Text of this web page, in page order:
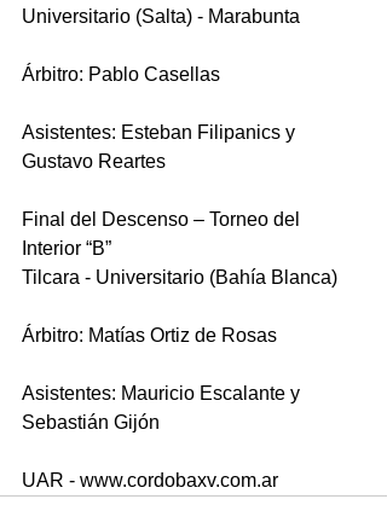
Universitario (Salta) - Marabunta
Árbitro: Pablo Casellas
Asistentes: Esteban Filipanics y
Gustavo Reartes
Final del Descenso – Torneo del
Interior “B”
Tilcara - Universitario (Bahía Blanca)
Árbitro: Matías Ortiz de Rosas
Asistentes: Mauricio Escalante y
Sebastián Gijón
UAR - www.cordobaxv.com.ar